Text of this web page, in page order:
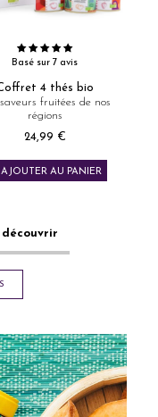
Basé sur 7 avis
4 thés bio
fruitées de nos
régions
Prix
24,99 €
AJOUTER AU PANIER